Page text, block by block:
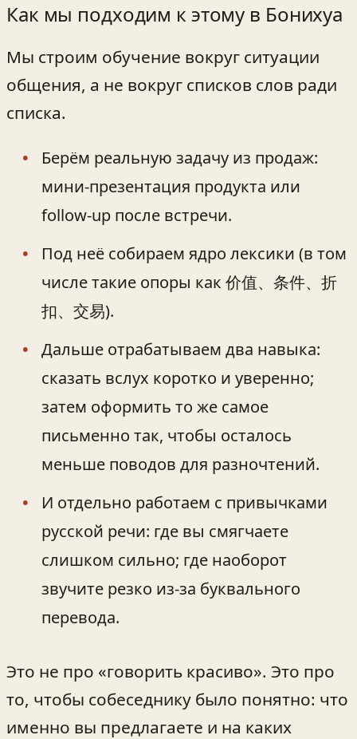
Как мы подходим к этому в Бонихуа
Мы строим обучение вокруг ситуации
общения, а не вокруг списков слов ради
списка.
Берём реальную задачу из продаж:
мини‑презентация продукта или
follow‑up после встречи.
Под неё собираем ядро лексики (в том
числе такие опоры как 价值、条件、折
扣、交易).
Дальше отрабатываем два навыка:
сказать вслух коротко и уверенно;
затем оформить то же самое
письменно так, чтобы осталось
меньше поводов для разночтений.
И отдельно работаем с привычками
русской речи: где вы смягчаете
слишком сильно; где наоборот
звучите резко из-за буквального
перевода.
Это не про «говорить красиво». Это про
то, чтобы собеседнику было понятно: что
именно вы предлагаете и на каких